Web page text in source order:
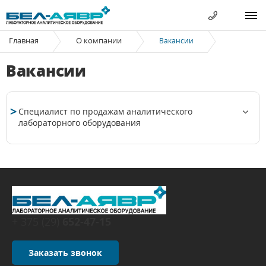
Главная О компании Вакансии
Вакансии
Специалист по продажам аналитического
лабораторного оборудования
Заказать звонок